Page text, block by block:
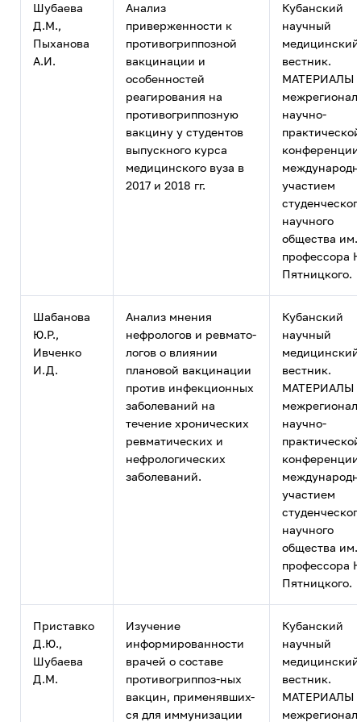
Шубаева
Д.М.,
Пыханова
А.И.
Анализ
приверженности к
противогриппозной
вакцинации и
особенностей
реагирования на
противогриппозную
вакцину у студентов
выпускного курса
медицинского вуза в
2017 и 2018 гг.
Кубанский
научный
медицинский
вестник.
МАТЕРИАЛЫ
научно-
практической
конференции
участием
научного
общества им.
профессора
Пятницкого.
Шабанова
Ю.Р.,
Ивченко
И.Д.
Анализ мнения
нефрологов и ревмато-
логов о влиянии
плановой вакцинации
против инфекционных
заболеваний на
течение хронических
ревматических и
нефрологических
заболеваний.
Кубанский
научный
медицинский
вестник.
МАТЕРИАЛЫ
научно-
практической
конференции
участием
научного
общества им.
профессора
Пятницкого.
Приставко
Д.Ю.,
Шубаева
Д.М.
Изучение
информированности
врачей о составе
противогриппоз-ных
вакцин, применявших-
ся для иммунизации
Кубанский
научный
медицинский
вестник.
МАТЕРИАЛЫ